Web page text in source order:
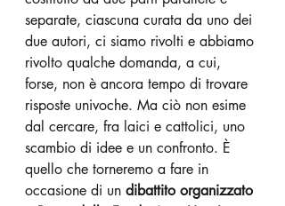
separate, ciascuna curata da uno dei
due autori, ci siamo rivolti e abbiamo
rivolto qualche domanda, a cui,
forse, non è ancora tempo di trovare
risposte univoche. Ma ciò non esime
dal cercare, fra laici e cattolici, uno
scambio di idee e un confronto. È
quello che torneremo a fare in
occasione di un dibattito organizzato